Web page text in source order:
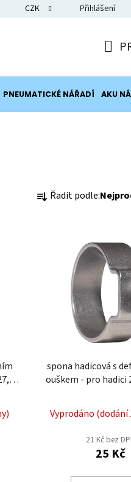
CZK Přihlášení
PNEUMATICKÉ NÁŘADÍ AKU
a Řadit podle:
spona hadicová s
ouškem - pro hadici 23,6 až 26,3
Vyprodáno (dodání
21 Kč bez
25 Kč